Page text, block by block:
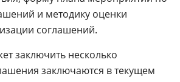
и методику оценки
соглашений.
заключить несколько
заключаются в текущем